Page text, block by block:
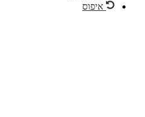
איפוס